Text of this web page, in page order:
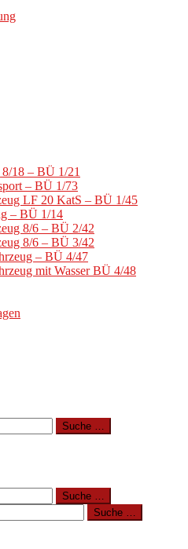
18 – BÜ 1/21
– BÜ 1/73
LF 20 KatS – BÜ 1/45
– BÜ 1/14
8/6 – BÜ 2/42
8/6 – BÜ 3/42
– BÜ 4/47
mit Wasser BÜ 4/48
Suche …
Suche …
Suche …